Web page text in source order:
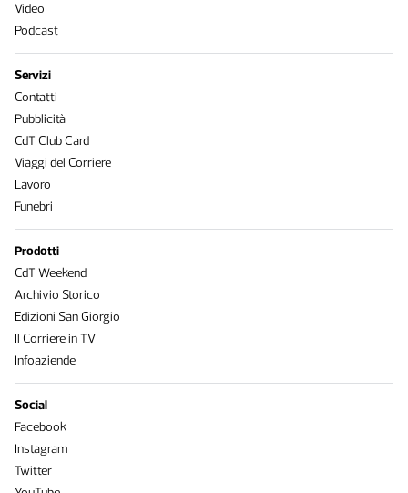
Video
Podcast
Servizi
Contatti
Pubblicità
CdT Club Card
Viaggi del Corriere
Lavoro
Funebri
Prodotti
CdT Weekend
Archivio Storico
Edizioni San Giorgio
Il Corriere in TV
Infoaziende
Social
Facebook
Instagram
Twitter